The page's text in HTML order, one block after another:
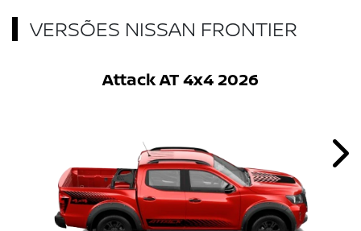
VERSÕES NISSAN FRONTIER
Attack AT 4x4 2026